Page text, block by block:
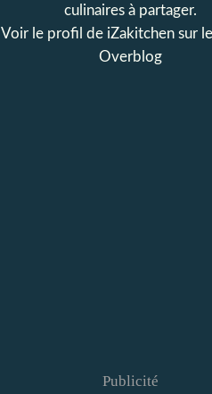
culinaires à partager.
Voir le profil de iZakitchen sur
Overblog
Publicité